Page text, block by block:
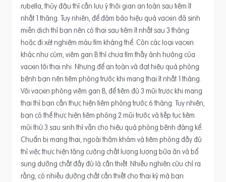
rubella, thủy đậu thì cần lưu ý thời gian an toàn sau tiêm ít
nhất 1 tháng. Tuy nhiên, để đảm bảo hiệu quả vacxin đã sinh
miễn dịch thì bạn nên có thai sau tiêm ít nhất sau 3 tháng
hoặc đi xét nghiệm máu tìm kháng thể. Còn các loại vacxin
khác như cúm, viêm gan B thì chưa tìm thấy ảnh hưởng của
vacxin tới thai nhi. Nhưng để an toàn và đạt hiệu quả phòng
bệnh bạn nên tiêm phòng trước khi mang thai ít nhất 1 tháng.
Với vacxin phòng viêm gan B, để tiêm đủ 3 mũi trươc khi mang
thai thì bạn cần thực hiện tiêm phòng trước 6 tháng. Tuy nhiên,
bạn có thể thực hiện tiêm phòng 2 mũi trước và tiếp tục tiêm
mũi thứ 3 sau sinh thì vẫn cho hiệu quả phòng bệnh đáng kể.
Chuẩn bị mang thai, ngoài thăm khám và tiêm phòng đầy đủ
thì việc thực hiện tăng cường chất lượng lượng bữa ăn và bổ
sung dưỡng chất đầy đủ là cần thiết. Nhiều nghiên cứu chỉ ra
rằng, có nhiều dưỡng chất cần thiết cho thai kỳ mà bạn